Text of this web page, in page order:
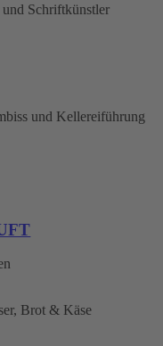
Schriftkünstler
und Kellereiführung
Brot & Käse